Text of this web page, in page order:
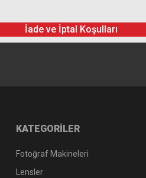
İade ve İptal Koşulları
KATEGORİLER
Fotoğraf Makineleri
Lensler